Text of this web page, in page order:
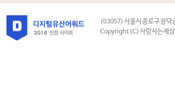
(03057) 서울시 종로구 창덕
Copyright (C) 사람사는세